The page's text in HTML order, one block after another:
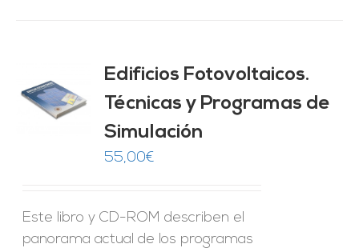
Edificios Fotovoltaicos.
Técnicas y Programas de
Simulación
55,00€
Este libro y CD-ROM describen el
panorama actual de los programas